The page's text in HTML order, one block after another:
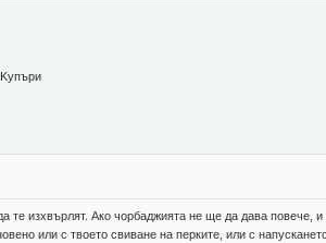
изхвърлят. Ако чорбаджията не ще да дава повече,
или с твоето свиване на перките, или с